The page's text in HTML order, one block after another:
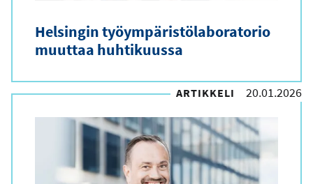
Helsingin työympäristölaboratorio
muuttaa huhtikuussa
ARTIKKELI 20.01.2026